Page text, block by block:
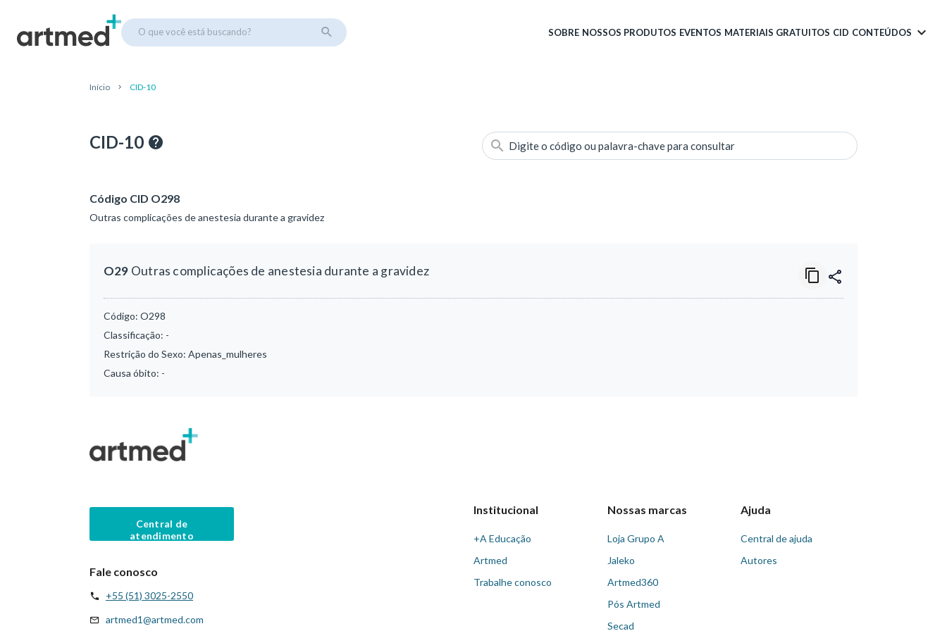
O que você está buscando? SOBRE NOSSOS PRODUTOS EVENTOS MATERIAIS GRATUITOS CID CONTEÚDOS
Início CID-10
CID-10 Digite o código ou palavra-chave para consultar
Código CID O298
Outras complicações de anestesia durante a gravidez
O29 Outras complicações de anestesia durante a gravidez
Código: O298
Classificação: -
Restrição do Sexo: Apenas_mulheres
Causa óbito: -
Central de
atendimento
Fale conosco
+55 (51) 3025-2550
artmed1@artmed.com
Institucional
+A Educação
Artmed
Trabalhe conosco
Nossas marcas
Loja Grupo A
Jaleko
Artmed360
Pós Artmed
Secad
Ajuda
Central de ajuda
Autores